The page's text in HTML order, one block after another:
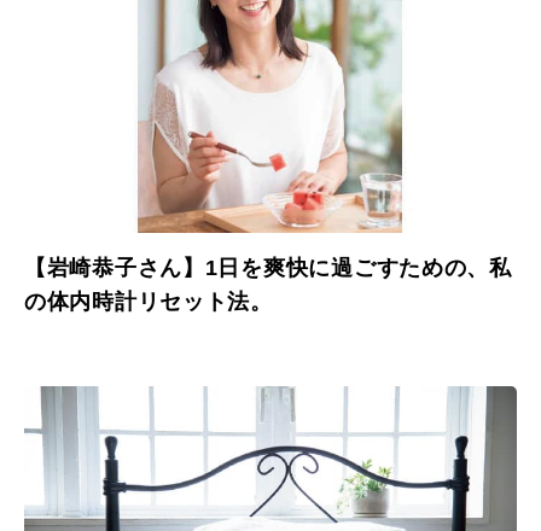
【岩崎恭子さん】1日を爽快に過ごすための、私
の体内時計リセット法。